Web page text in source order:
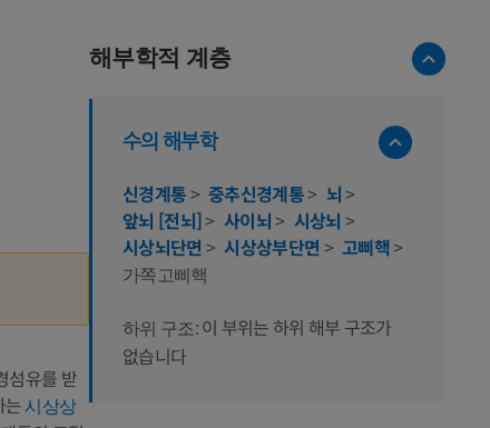
섬유를 받
는시상상
해부학적 계층
수의 해부학
신경계통> 중추신경계통> 뇌>
앞뇌 [전뇌]> 사이뇌> 시상뇌>
시상뇌단면> 시상상부단면> 고삐핵>
가쪽고삐핵
하위 구조: 이 부위는 하위 해부 구조가
없습니다